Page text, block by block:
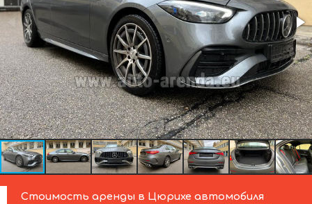
Стоимость аренды в Цюрихе автомобиля